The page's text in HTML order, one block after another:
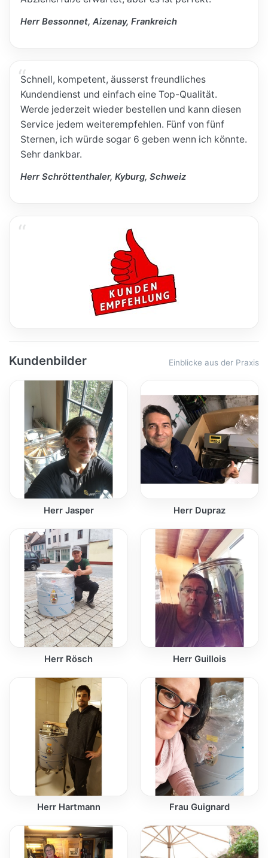
Herr Bessonnet, Aizenay, Frankreich
Schnell, kompetent, äusserst freundliches
Kundendienst und einfach eine Top-Qualität.
Werde jederzeit wieder bestellen und kann diesen
Service jedem weiterempfehlen. Fünf von fünf
Sternen, ich würde sogar 6 geben wenn ich könnte.
Sehr dankbar.
Herr Schröttenthaler, Kyburg, Schweiz
Kundenbilder Einblicke aus der Praxis
Herr Jasper Herr Dupraz
Herr Rösch Herr Guillois
Herr Hartmann Frau Guignard